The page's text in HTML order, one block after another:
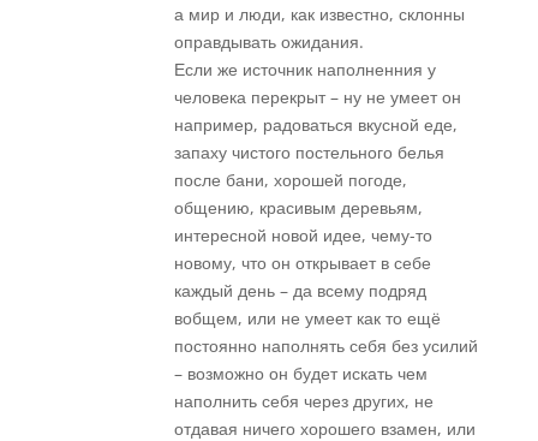
а мир и люди, как известно, склонны
оправдывать ожидания.
Если же источник наполненния у
человека перекрыт – ну не умеет он
например, радоваться вкусной еде,
запаху чистого постельного белья
после бани, хорошей погоде,
общению, красивым деревьям,
интересной новой идее, чему-то
новому, что он открывает в себе
каждый день – да всему подряд
вобщем, или не умеет как то ещё
постоянно наполнять себя без усилий
– возможно он будет искать чем
наполнить себя через других, не
отдавая ничего хорошего взамен, или